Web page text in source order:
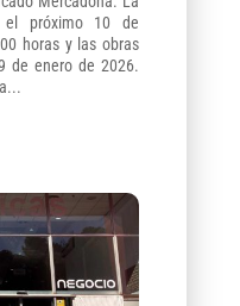
el próximo 10 de
horas y las obras
de enero de 2026.